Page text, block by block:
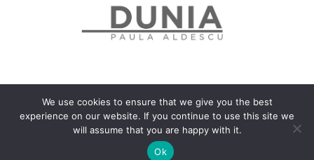
Politica de confidențialitate
Politică privind fișierele cookies
Copyrights © 2018 Dunia
We use cookies to ensure that we give you the best
experience on our website. If you continue to use this site we
will assume that you are happy with it.
Ok